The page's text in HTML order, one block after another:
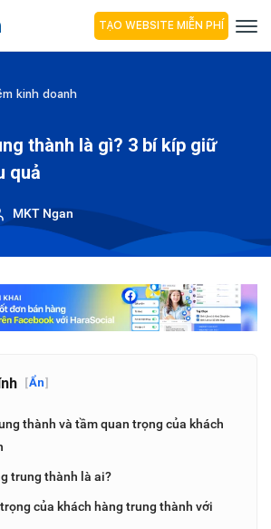
TẠO WEBSITE MIỄN PHÍ
kinh doanh
thành là gì? 3 bí kíp giữ
quả
MKT Ngan
[Ẩn]
thành và tầm quan trọng của khách
trung thành là ai?
của khách hàng trung thành với